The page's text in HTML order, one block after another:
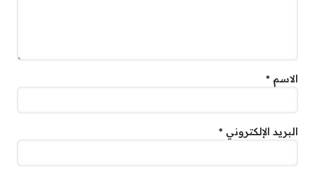
الاسم *
البريد الإلكتروني *